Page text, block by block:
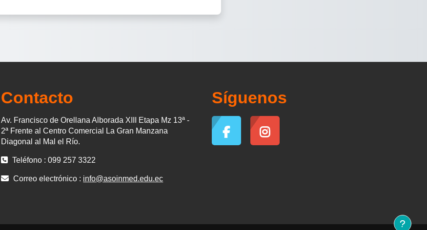
Contacto
Av. Francisco de Orellana Alborada XIII Etapa Mz 13ª -
2ª Frente al Centro Comercial La Gran Manzana
Diagonal al Mal el Río.
Teléfono : 099 257 3322
Correo electrónico : info@asoinmed.edu.ec
Síguenos